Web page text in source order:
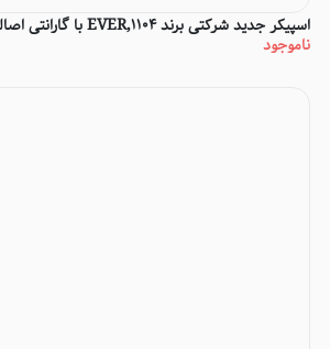
اسپیکر جدید شرکتی برند EVER,1104 با گارانتی اصالت و سلامت فیزیکی
ناموجود